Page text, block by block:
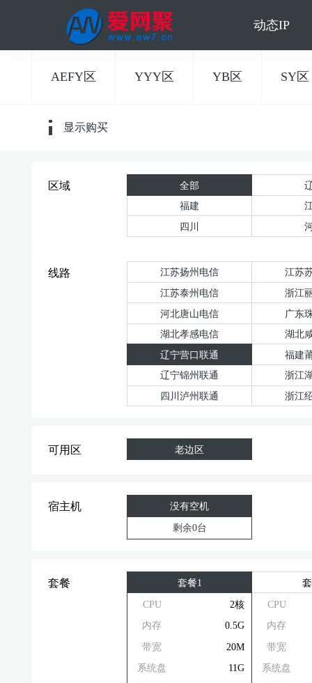
动态IP
AEFY区 YYY区 YB区 SY区
显示购买
区域 全部
福建
四川
线路 江苏扬州电信
江苏
江苏泰州电信
浙江
河北唐山电信
广东
湖北孝感电信
湖北
辽宁营口联通
福建
辽宁锦州联通
浙江
四川泸州联通
浙江
可用区 老边区
宿主机
没有空机
剩余0台
套餐
套餐1
CPU
2核
内存
0.5G
带宽
20M
系统盘
11G
CPU
内存
带宽
系统盘